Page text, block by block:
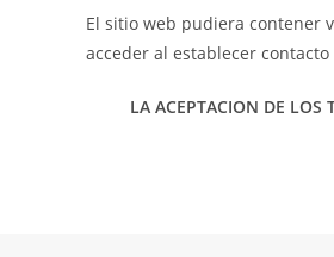
El sitio web pudiera contener
acceder al establecer
LA ACEPTACION DE LOS